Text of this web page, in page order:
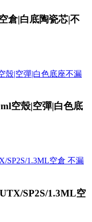
倉|白底陶瓷芯|不
空殼|空彈|白色底
SP2S/1.3ML空